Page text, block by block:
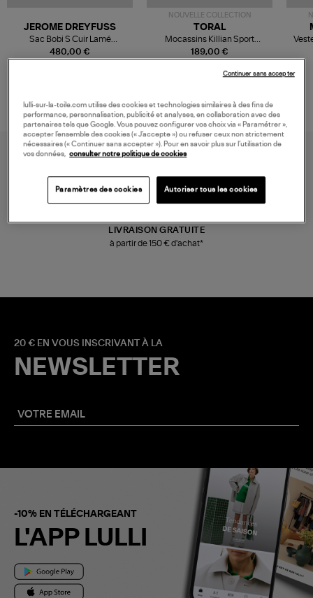
480,00 €
JEROME DREYFUSS
Sac Bobi S Cuir Lamé
Champagne
NOUVELLE COLLECTION
189,00 €
TORAL
Mocassins Killian Sport
Mousse
LIVRAISON GRATUITE
à partir de 150 € d'achat*
20 € EN VOUS INSCRIVANT À LA
NEWSLETTER
-10% EN TÉLÉCHARGEANT
L'APP LULLI
lulli-sur-la-toile.com utilise des cookies et technologies similaires à des fins de
performance, personnalisation, publicité et analyses, en collaboration avec des
partenaires tels que Google. Vous pouvez configurer vos choix via « Paramétrer »,
accepter l’ensemble des cookies (« J’accepte ») ou refuser ceux non strictement
nécessaires (« Continuer sans accepter »). Pour en savoir plus sur l’utilisation de
vos données,
consulter notre politique de cookies
Paramètres des cookies Autoriser tous les cookies
Continuer sans accepter